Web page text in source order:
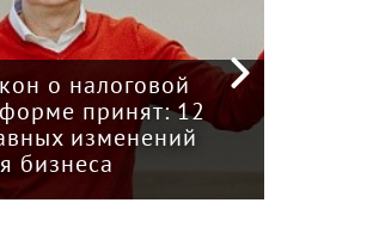
о налоговой
принят: 12
изменений
бизнеса